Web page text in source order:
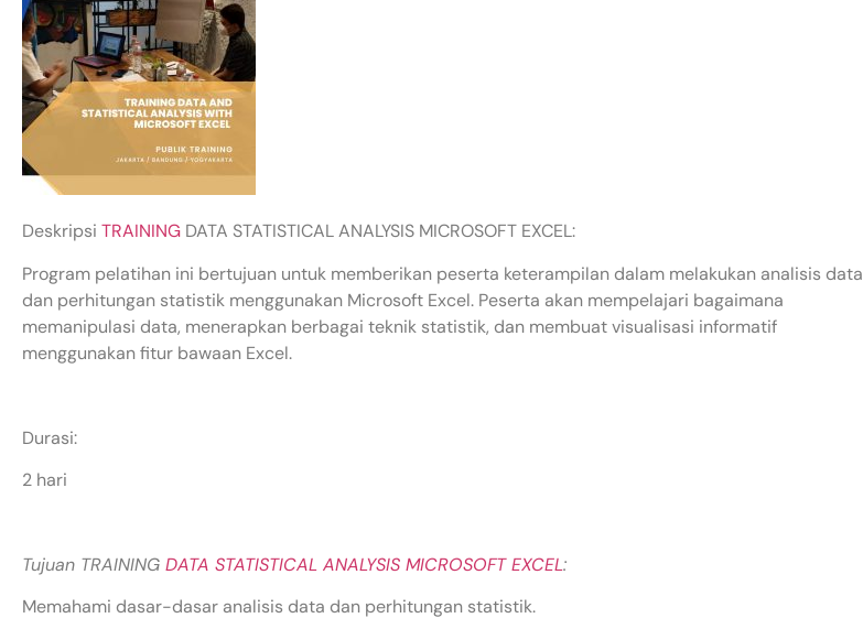
Deskripsi TRAINING DATA STATISTICAL ANALYSIS MICROSOFT EXCEL:
Program pelatihan ini bertujuan untuk memberikan peserta keterampilan dalam melakukan analisis data
dan perhitungan statistik menggunakan Microsoft Excel. Peserta akan mempelajari bagaimana
memanipulasi data, menerapkan berbagai teknik statistik, dan membuat visualisasi informatif
menggunakan fitur bawaan Excel.
Durasi:
2 hari
Tujuan TRAINING DATA STATISTICAL ANALYSIS MICROSOFT EXCEL:
Memahami dasar-dasar analisis data dan perhitungan statistik.